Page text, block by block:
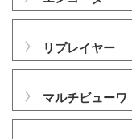
リプレイヤー
マルチビューワ